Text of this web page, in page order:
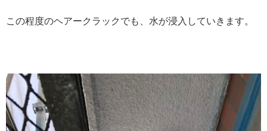
この程度のヘアークラックでも、水が浸入していきます。